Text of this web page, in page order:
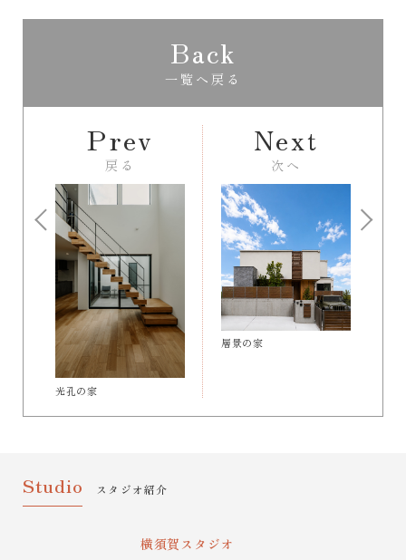
Prev
戻る
光孔の家
Back
一覧へ戻る
層景の家
Next
次へ
Studio スタジオ紹介
横須賀スタジオ